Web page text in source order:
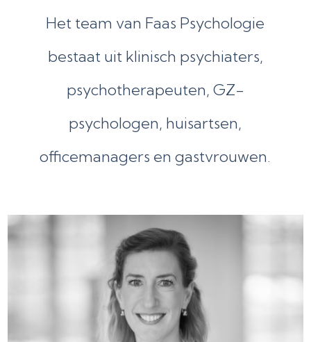
Het team van Faas Psychologie
bestaat uit klinisch psychiaters,
psychotherapeuten, GZ-
psychologen, huisartsen,
officemanagers en gastvrouwen.